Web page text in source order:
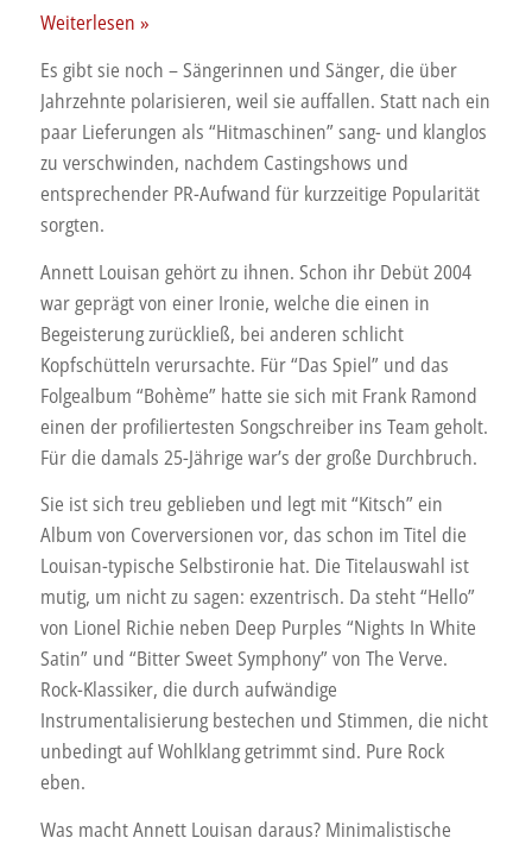
Musik-
–
Louisan:
Kitsch
Weiterlesen »
Es gibt sie noch – Sängerinnen und Sänger, die über
Jahrzehnte polarisieren, weil sie auffallen. Statt nach ein
paar Lieferungen als “Hitmaschinen” sang- und klanglos
zu verschwinden, nachdem Castingshows und
entsprechender PR-Aufwand für kurzzeitige Popularität
sorgten.
Annett Louisan gehört zu ihnen. Schon ihr Debüt 2004
war geprägt von einer Ironie, welche die einen in
Begeisterung zurückließ, bei anderen schlicht
Kopfschütteln verursachte. Für “Das Spiel” und das
Folgealbum “Bohème” hatte sie sich mit Frank Ramond
einen der profiliertesten Songschreiber ins Team geholt.
Für die damals 25-Jährige war’s der große Durchbruch.
Sie ist sich treu geblieben und legt mit “Kitsch” ein
Album von Coverversionen vor, das schon im Titel die
Louisan-typische Selbstironie hat. Die Titelauswahl ist
mutig, um nicht zu sagen: exzentrisch. Da steht “Hello”
von Lionel Richie neben Deep Purples “Nights In White
Satin” und “Bitter Sweet Symphony” von The Verve.
Rock-Klassiker, die durch aufwändige
Instrumentalisierung bestechen und Stimmen, die nicht
unbedingt auf Wohlklang getrimmt sind. Pure Rock
eben.
Was macht Annett Louisan daraus? Minimalistische